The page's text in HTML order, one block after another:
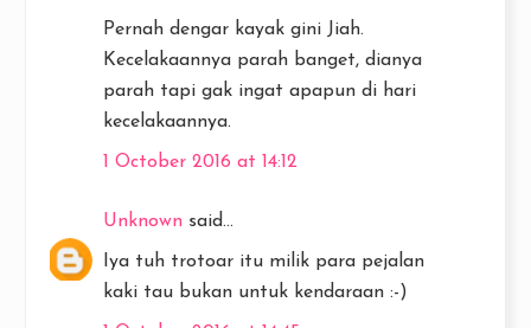
Pernah dengar kayak gini Jiah.
Kecelakaannya parah banget, dianya
parah tapi gak ingat apapun di hari
kecelakaannya.
1 October 2016 at 14:12
Unknown said...
Iya tuh trotoar itu milik para pejalan
kaki tau bukan untuk kendaraan :-)